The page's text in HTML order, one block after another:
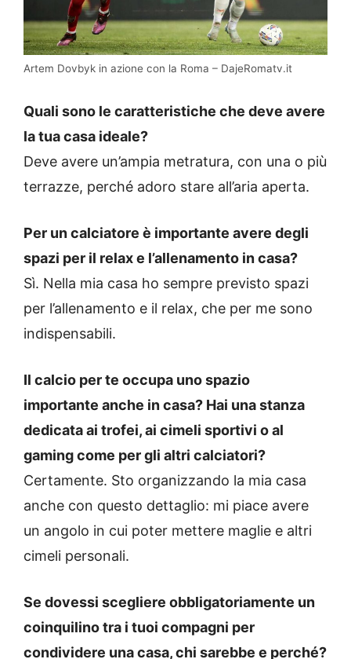
Artem Dovbyk in azione con la Roma – DajeRomatv.it
Quali sono le caratteristiche che deve avere
la tua casa ideale?
Deve avere un’ampia metratura, con una o più
terrazze, perché adoro stare all’aria aperta.
Per un calciatore è importante avere degli
spazi per il relax e l’allenamento in casa?
Sì. Nella mia casa ho sempre previsto spazi
per l’allenamento e il relax, che per me sono
indispensabili.
Il calcio per te occupa uno spazio
importante anche in casa? Hai una stanza
dedicata ai trofei, ai cimeli sportivi o al
gaming come per gli altri calciatori?
Certamente. Sto organizzando la mia casa
anche con questo dettaglio: mi piace avere
un angolo in cui poter mettere maglie e altri
cimeli personali.
Se dovessi scegliere obbligatoriamente un
coinquilino tra i tuoi compagni per
condividere una casa, chi sarebbe e perché?